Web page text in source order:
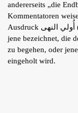
andererseits „die
Kommentatoren
Ausdruck أُولي النهى (diejenigen, die mit Vernunft begabt sind)
jene bezeichnet, die
zu begehen, oder
eingeholt wird.